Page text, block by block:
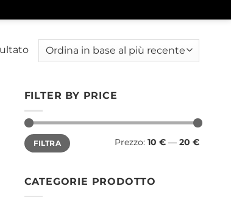
FILTER BY PRICE
Prezzo
Min
Prezzo
MaxFILTRA Prezzo: 10 € — 20 €
CATEGORIE PRODOTTO